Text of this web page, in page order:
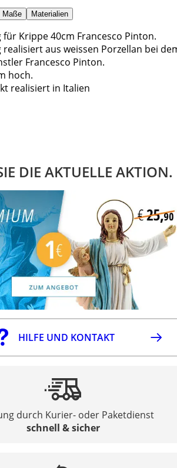
Maße Materialien
Krippe 40cm Francesco Pinton.
aus weissen Porzellan bei
Francesco Pinton.
hoch.
realisiert in Italien
DIE AKTUELLE AKTION.
HILFE UND KONTAKT
durch Kurier- oder Paketdienst
schnell & sicher